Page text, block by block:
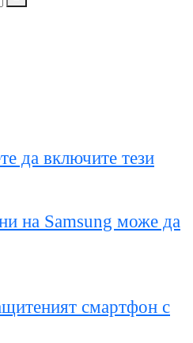
да включите тези
на Samsung може да
смартфон с